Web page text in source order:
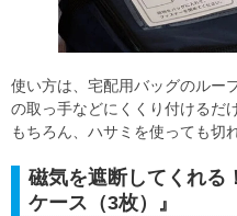
使い方は、宅配用バッグのルー
の取っ手などにくくり付けるだ
もちろん、ハサミを使っても切
磁気を遮断してくれる
ケース（3枚）』